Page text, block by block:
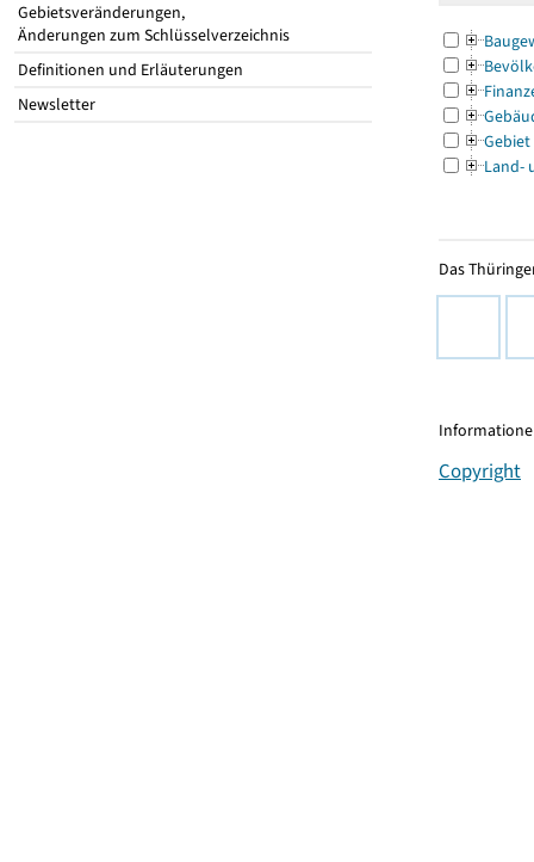
Gebietsveränderungen,
Änderungen zum Schlüsselverzeichnis
Definitionen und Erläuterungen
Newsletter
Gebiet
Land-
Das
Copyright